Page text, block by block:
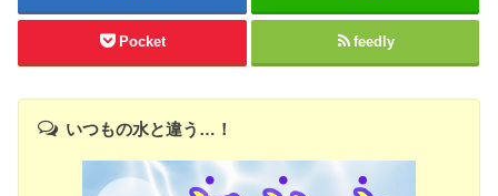
Pocket feedly
いつもの水と違う…！